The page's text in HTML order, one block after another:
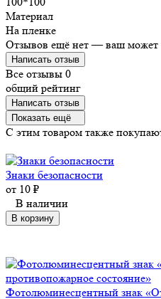
Материал
На пленке
Отзывов ещё нет — ваш может
Написать отзыв
Все отзывы 0
общий рейтинг
Написать отзыв
Показать ещё
C этим товаром также
Знаки безопасности
от 10 ₽
В наличии
В корзину
Фотолюминесцентный знак